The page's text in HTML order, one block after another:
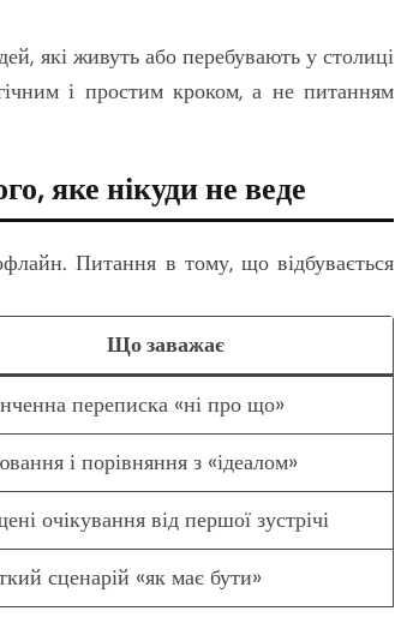
які живуть або перебувають у столиці
і простим кроком, а не питанням
яке нікуди не веде
Питання в тому, що відбувається
Що заважає
переписка «ні про що»
і порівняння з «ідеалом»
очікування від першої зустрічі
сценарій «як має бути»